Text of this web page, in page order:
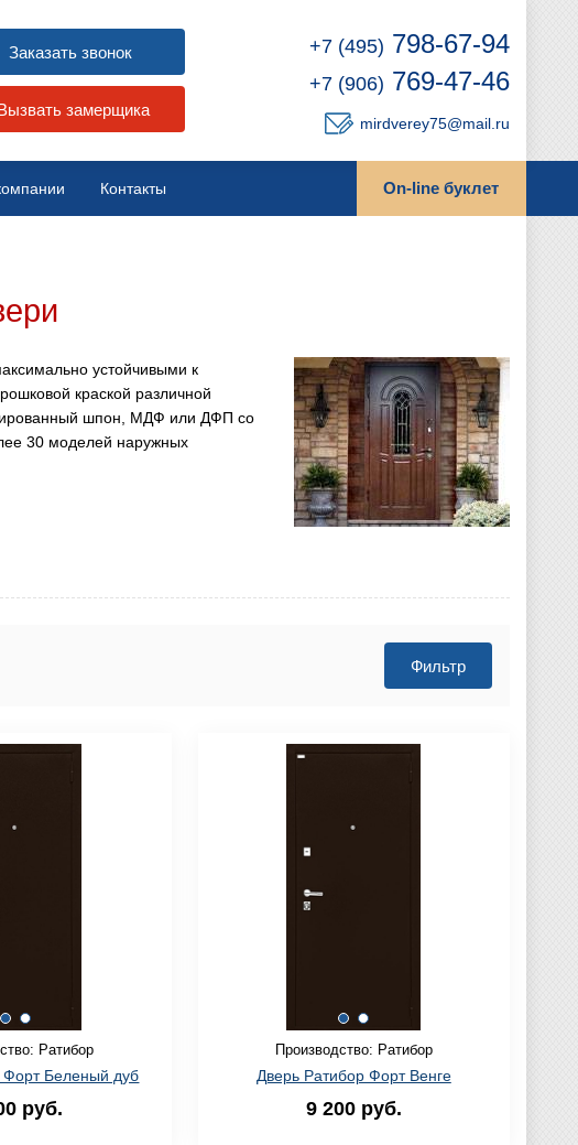
Заказать звонок
замерщика
+7 (495) 798-67-94
+7 (906) 769-47-46
mirdverey75@mail.ru
Контакты On-line буклет
устойчивыми к
краской различной
шпон, МДФ или ДФП со
30 моделей наружных
Фильтр
Ратибор
Форт Беленый дуб
руб.
Производство: Ратибор
Дверь Ратибор Форт Венге
9 200 руб.